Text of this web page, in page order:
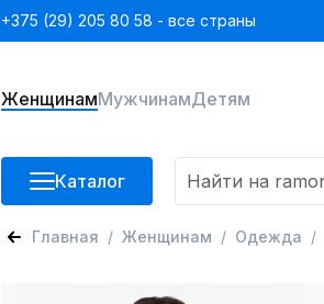
+375 (29) 205 80 58 - все страны
ЖенщинамМужчинамДетям
Каталог
Главная Женщинам Одежда